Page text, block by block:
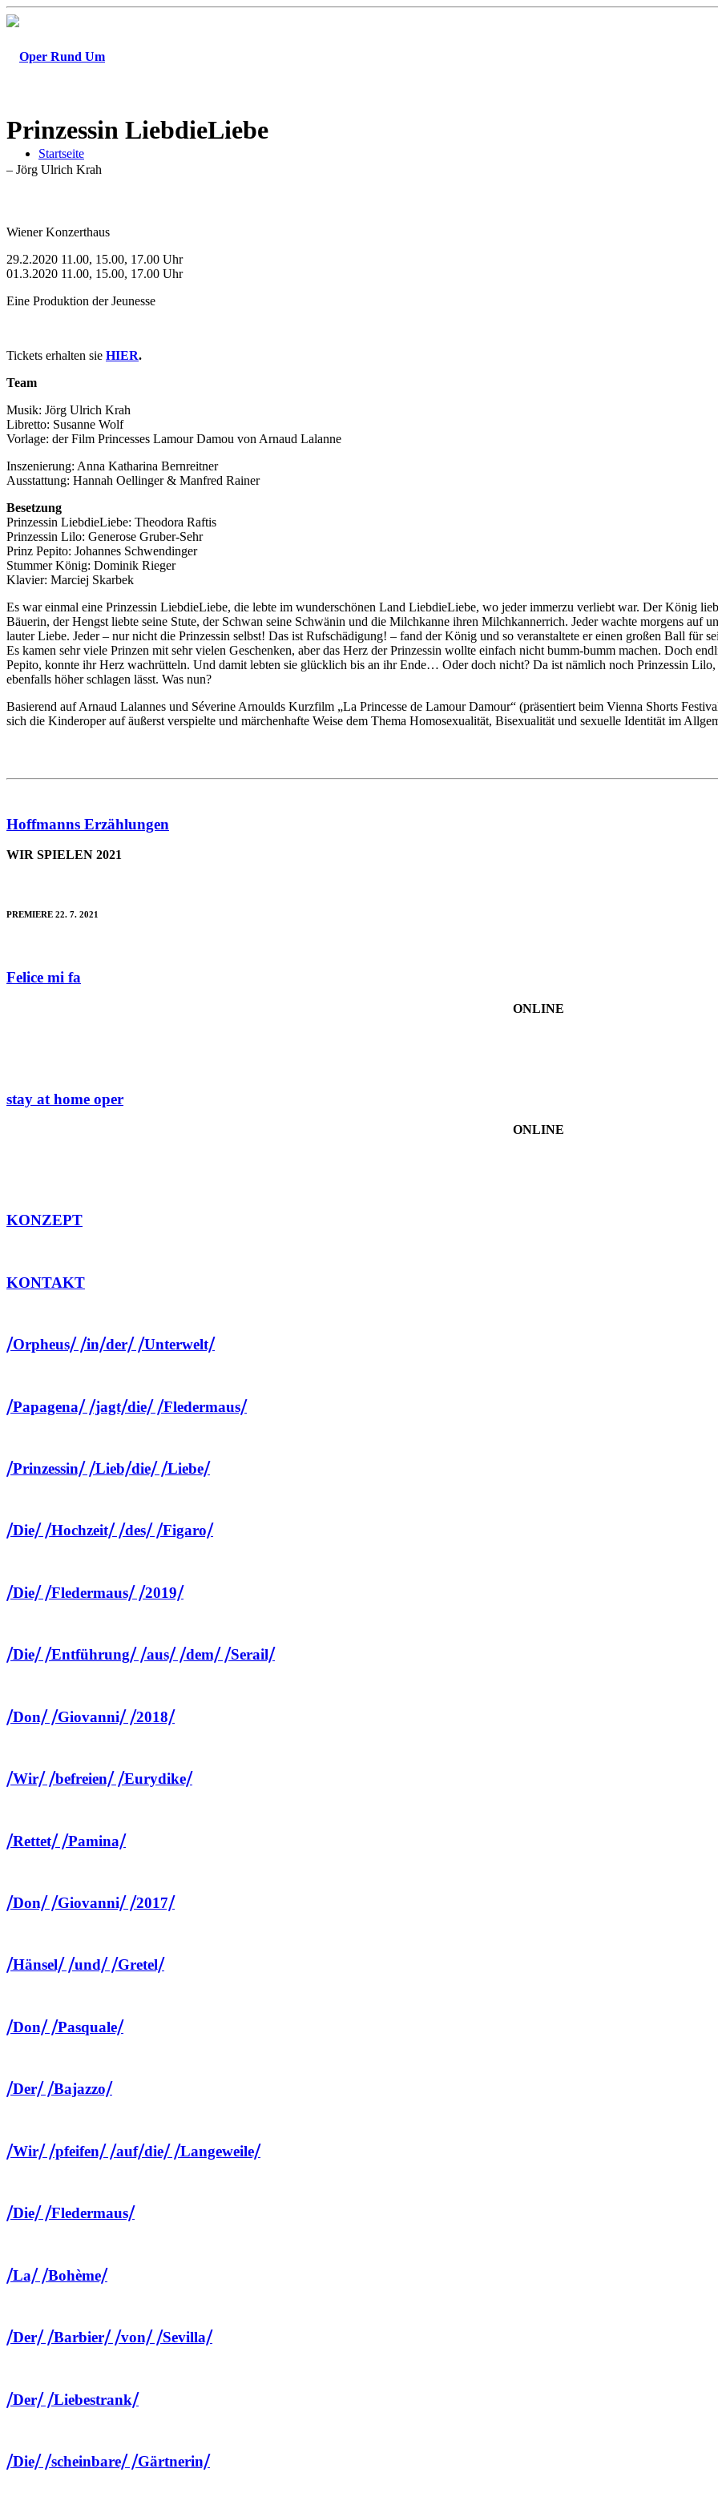
Startseite
Prinzessin LiebdieLiebe
– Jörg Ulrich Krah
Wiener Konzerthaus
29.2.2020 11.00, 15.00, 17.00 Uhr
01.3.2020 11.00, 15.00, 17.00 Uhr
Eine Produktion der Jeunesse
Tickets erhalten sie HIER.
Team
Musik: Jörg Ulrich Krah
Libretto: Susanne Wolf
Vorlage: der Film Princesses Lamour Damou von Arnaud Lalanne
Inszenierung: Anna Katharina Bernreitner
Ausstattung: Hannah Oellinger & Manfred Rainer
Besetzung
Prinzessin LiebdieLiebe: Theodora Raftis
Prinzessin Lilo: Generose Gruber-Sehr
Prinz Pepito: Johannes Schwendinger
Stummer König: Dominik Rieger
Klavier: Marciej Skarbek
Es war einmal eine Prinzessin LiebdieLiebe, die lebte im wunderschönen Land LiebdieLiebe, wo jeder immerzu verliebt war. Der König
Bäuerin, der Hengst liebte seine Stute, der Schwan seine Schwänin und die Milchkanne ihren Milchkannerrich. Jeder wachte morgens auf
lauter Liebe. Jeder – nur nicht die Prinzessin selbst! Das ist Rufschädigung! – fand der König und so veranstaltete er einen großen Ball für
Es kamen sehr viele Prinzen mit sehr vielen Geschenken, aber das Herz der Prinzessin wollte einfach nicht bumm-bumm machen. Doch
Pepito, konnte ihr Herz wachrütteln. Und damit lebten sie glücklich bis an ihr Ende… Oder doch nicht? Da ist nämlich noch Prinzessin
ebenfalls höher schlagen lässt. Was nun?
Basierend auf Arnaud Lalannes und Séverine Arnoulds Kurzfilm „La Princesse de Lamour Damour“ (präsentiert beim Vienna Shorts
sich die Kinderoper auf äußerst verspielte und märchenhafte Weise dem Thema Homosexualität, Bisexualität und sexuelle Identität im
Hoffmanns Erzählungen
WIR SPIELEN 2021
PREMIERE 22. 7. 2021
Felice mi fa
ONLINE
stay at home oper
ONLINE
KONZEPT
KONTAKT
⧸Orpheus⧸ ⧸in⧸der⧸ ⧸Unterwelt⧸
⧸Papagena⧸ ⧸jagt⧸die⧸ ⧸Fledermaus⧸
⧸Prinzessin⧸ ⧸Lieb⧸die⧸ ⧸Liebe⧸
⧸Die⧸ ⧸Hochzeit⧸ ⧸des⧸ ⧸Figaro⧸
⧸Die⧸ ⧸Fledermaus⧸ ⧸2019⧸
⧸Die⧸ ⧸Entführung⧸ ⧸aus⧸ ⧸dem⧸ ⧸Serail⧸
⧸Don⧸ ⧸Giovanni⧸ ⧸2018⧸
⧸Wir⧸ ⧸befreien⧸ ⧸Eurydike⧸
⧸Rettet⧸ ⧸Pamina⧸
⧸Don⧸ ⧸Giovanni⧸ ⧸2017⧸
⧸Hänsel⧸ ⧸und⧸ ⧸Gretel⧸
⧸Don⧸ ⧸Pasquale⧸
⧸Der⧸ ⧸Bajazzo⧸
⧸Wir⧸ ⧸pfeifen⧸ ⧸auf⧸die⧸ ⧸Langeweile⧸
⧸Die⧸ ⧸Fledermaus⧸
⧸La⧸ ⧸Bohème⧸
⧸Der⧸ ⧸Barbier⧸ ⧸von⧸ ⧸Sevilla⧸
⧸Der⧸ ⧸Liebestrank⧸
⧸Die⧸ ⧸scheinbare⧸ ⧸Gärtnerin⧸